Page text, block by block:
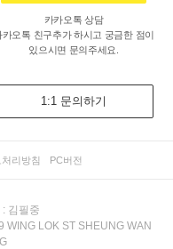
카카오톡 상담
카오톡 친구추가 하시고 궁금한 점이
있으시면 문의주세요.
1:1 문의하기
리방침 PC버전
김필중
WING LOK ST SHEUNG WAN